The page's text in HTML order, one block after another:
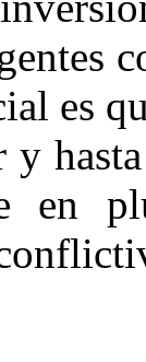
es
y
en